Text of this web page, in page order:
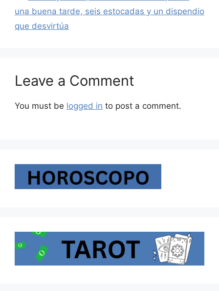
una buena tarde, seis estocadas y un dispendio
que desvirtúa
Leave a Comment
You must be logged in to post a comment.